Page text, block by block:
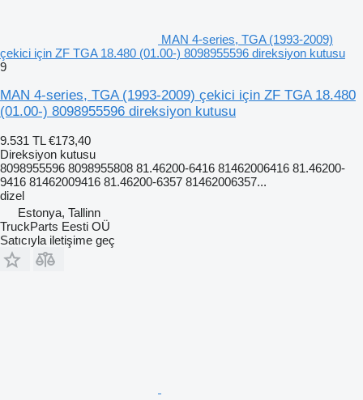
MAN 4-series, TGA (1993-2009)
çekici için ZF TGA 18.480 (01.00-) 8098955596 direksiyon kutusu
9
MAN 4-series, TGA (1993-2009) çekici için ZF TGA 18.480
(01.00-) 8098955596 direksiyon kutusu
9.531 TL €173,40
Direksiyon kutusu
8098955596 8098955808 81.46200-6416 81462006416 81.46200-
9416 81462009416 81.46200-6357 81462006357...
dizel
Estonya, Tallinn
TruckParts Eesti OÜ
Satıcıyla iletişime geç